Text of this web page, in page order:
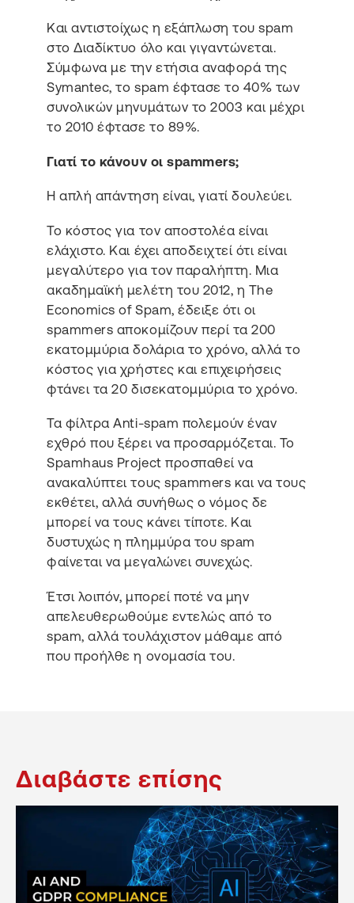
Και αντιστοίχως η εξάπλωση του spam
στο Διαδίκτυο όλο και γιγαντώνεται.
Σύμφωνα με την ετήσια αναφορά της
Symantec, το spam έφτασε το 40% των
συνολικών μηνυμάτων το 2003 και μέχρι
το 2010 έφτασε το 89%.
Γιατί το κάνουν οι spammers;
Η απλή απάντηση είναι, γιατί δουλεύει.
Το κόστος για τον αποστολέα είναι
ελάχιστο. Και έχει αποδειχτεί ότι είναι
μεγαλύτερο για τον παραλήπτη. Μια
ακαδημαϊκή μελέτη του 2012, η The
Economics of Spam, έδειξε ότι οι
spammers αποκομίζουν περί τα 200
εκατομμύρια δολάρια το χρόνο, αλλά το
κόστος για χρήστες και επιχειρήσεις
φτάνει τα 20 δισεκατομμύρια το χρόνο.
Τα φίλτρα Anti-spam πολεμούν έναν
εχθρό που ξέρει να προσαρμόζεται. Το
Spamhaus Project προσπαθεί να
ανακαλύπτει τους spammers και να τους
εκθέτει, αλλά συνήθως ο νόμος δε
μπορεί να τους κάνει τίποτε. Και
δυστυχώς η πλημμύρα του spam
φαίνεται να μεγαλώνει συνεχώς.
Έτσι λοιπόν, μπορεί ποτέ να μην
απελευθερωθούμε εντελώς από το
spam, αλλά τουλάχιστον μάθαμε από
που προήλθε η ονομασία του.
Διαβάστε επίσης